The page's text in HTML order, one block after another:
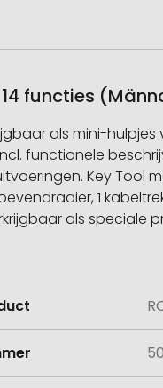
functies
als mini-
functionele
Key Tool
1
als